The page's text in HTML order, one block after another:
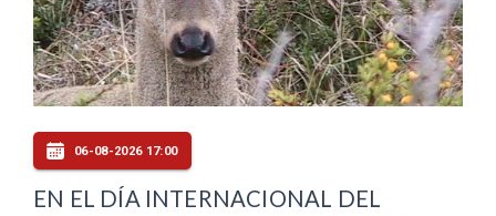
06-08-2026 17:00
EN EL DÍA INTERNACIONAL DEL